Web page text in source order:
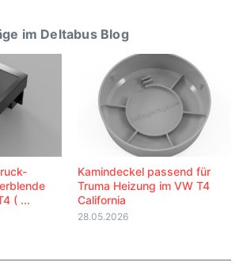
im Deltabus Blog
( ...
Kamindeckel passend für
Truma Heizung im VW T4
California
28.05.2026